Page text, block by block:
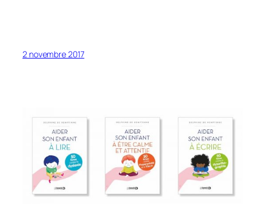
2 novembre 2017